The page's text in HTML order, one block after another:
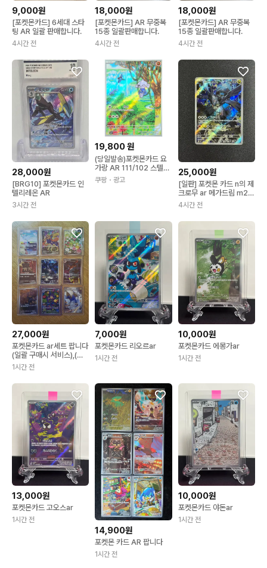
9,000원
[포켓몬카드] 6세대 스타
팅 AR 일괄 판매합니다.
4시간 전
18,000원
[포켓몬카드] AR 무중복
15종 일괄판매합니다.
4시간 전
18,000원
[포켓몬카드] AR 무중복
15종 일괄판매합니다.
4시간 전
28,000원
[BRG10] 포켓몬카드 인
텔리레온 AR
3시간 전
19,800원
(당일발송)포켓몬카드 요
가랑 AR 111/102 스텔라
미라클 레어카드 + 탑로더
쿠팡 ・광고
25,000원
[일판] 포켓몬 카드 n의 제
크로무 ar 메가드림 m2a
210/193
4시간 전
27,000원
포켓몬카드 ar세트 팝니다
(일괄 구매시 서비스),(교
환가능),(일판 2개는 세트
로 구매가능)
1시간 전
7,000원
포켓몬카드 리오르ar
1시간 전
10,000원
포켓몬카드 에몽가ar
1시간 전
13,000원
포켓몬카드 고오스ar
1시간 전
14,900원
포켓몬 카드 AR 팝니다
1시간 전
10,000원
포켓몬카드 야돈ar
1시간 전